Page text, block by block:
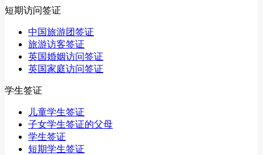
短期访问签证
中国旅游团签证
旅游访客签证
英国婚姻访问签证
英国家庭访问签证
学生签证
儿童学生签证
子女学生签证的父母
学生签证
短期学生签证